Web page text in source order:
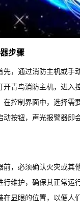
步骤
，通过消防主机或手
青鸟消防主机，进入
控制界面中，选择需
动按钮，声光报警器即
，必须确认火灾或其
维护，确保其正常运行
在显眼的位置，以便人